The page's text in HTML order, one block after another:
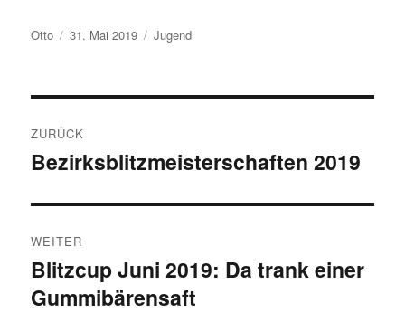
Autor
Otto
Veröffentlicht
31. Mai 2019 Kategorien
Jugend
ZURÜCK
Vorheriger
Bezirksblitzmeisterschaften 2019
WEITER
Nächster
Beitrag:
Blitzcup Juni 2019: Da trank einer
Gummibärensaft